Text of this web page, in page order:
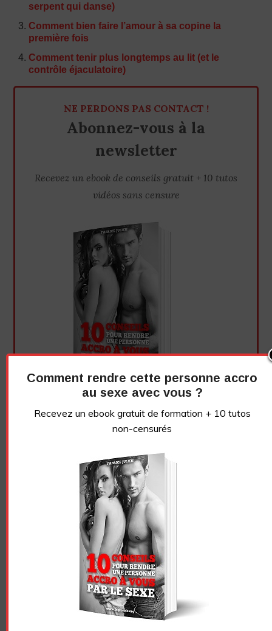
serpent qui danse)
Comment bien faire l’amour à sa copine la
première fois
Comment tenir plus longtemps au lit (et le
contrôle éjaculatoire)
NE PERDONS PAS CONTACT !
Abonnez-vous à la
newsletter
Recevez un ebook de conseils gratuit + 10 tutos
vidéos sans censure
Essayez. Vous pouvez vous désinscrire à tout moment.
Pour hommes et femmes
LE GRIVOIS
Comment rendre cette personne accro
au sexe avec vous ?
Recevez un ebook gratuit de formation + 10 tutos
non-censurés